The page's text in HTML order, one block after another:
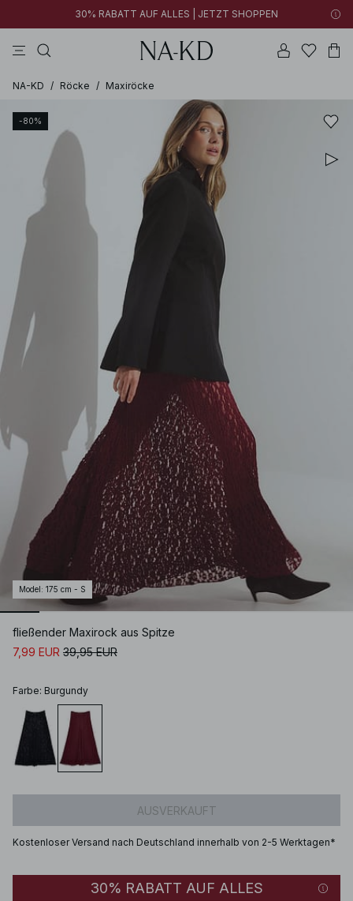
30% RABATT AUF ALLES | JETZT SHOPPEN
NA-KD / Röcke / Maxiröcke
-80%
Model : 175 cm - S
fließender Maxirock aus Spitze
7,99 EUR 39,95 EUR
Farbe: Burgundy
AUSVERKAUFT
Kostenloser Versand nach Deutschland innerhalb von 2-5 Werktagen*
30% RABATT AUF ALLES